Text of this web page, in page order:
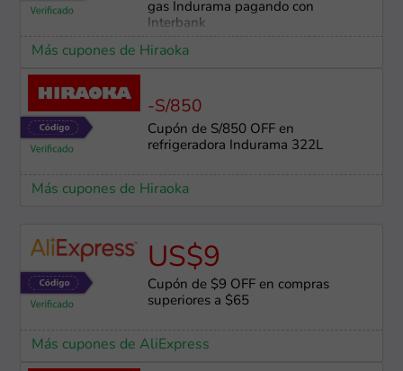
gas Indurama pagando con
Interbank
Más cupones de Hiraoka
-S/850
Cupón de S/850 OFF en
refrigeradora Indurama 322L
Más cupones de Hiraoka
US$9
Cupón de $9 OFF en compras
superiores a $65
Más cupones de AliExpress